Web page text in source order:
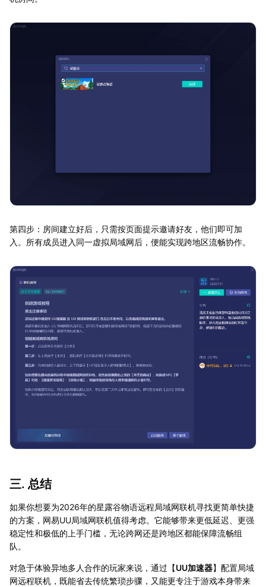
第四步：房间建立好后，只需按页面提示邀请好友，他们即可加
入。所有成员进入同一虚拟局域网后，便能实现跨地区流畅协作。
三. 总结
如果你想要为2026年的星露谷物语远程局域网联机寻找更简单快捷
的方案，网易UU局域网联机值得考虑。它能够带来更低延迟、更强
稳定性和极低的上手门槛，无论跨网还是跨地区都能保障流畅组
队。
对急于体验异地多人合作的玩家来说，通过【UU加速器】配置局域
网远程联机，既能省去传统繁琐步骤，又能更专注于游戏本身带来